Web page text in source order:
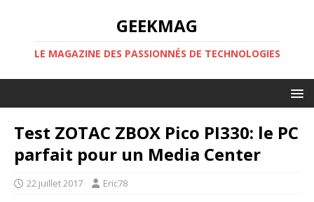
GEEKMAG
LE MAGAZINE DES PASSIONNÉS DE TECHNOLOGIES
Test ZOTAC ZBOX Pico PI330: le PC
parfait pour un Media Center
22 juillet 2017 Eric78